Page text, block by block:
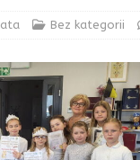
Bez kategorii